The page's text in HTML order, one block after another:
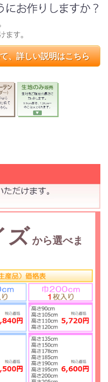
、詳しい説明はこちら
ズ から選べま